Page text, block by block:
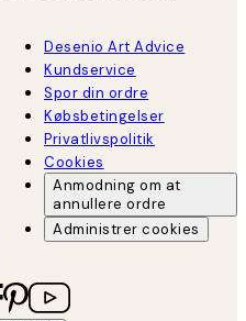
Desenio Art Advice
Kundservice
Spor din ordre
Købsbetingelser
Privatlivspolitik
Cookies
Anmodning om at
annullere ordre
Administrer cookies